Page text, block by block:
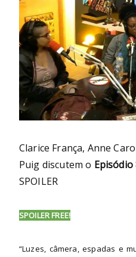
Clarice França, Anne
Puig discutem o Episódio
SPOILER
SPOILER FREE!
“Luzes, câmera, espadas e